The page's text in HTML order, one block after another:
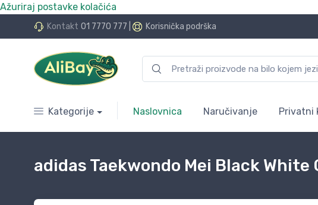
Ažuriraj postavke kolačića
Kontakt 01 7770 777 Korisnička podrška
24 rate bez kamata
Kategorije Naslovnica Naručivanje Privatni
adidas Taekwondo Mei Black White